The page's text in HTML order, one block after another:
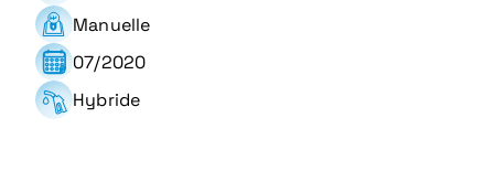
Manuelle
07/2020
Hybride